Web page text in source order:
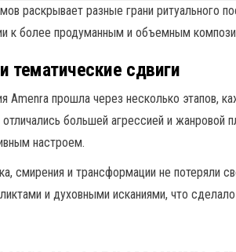
раскрывает разные грани ритуального
к более продуманным и объемным
тематические сдвиги
Amenra прошла через несколько этапов,
отличались большей агрессией и
настроем.
смирения и трансформации не потеряли
и духовными исканиями, что